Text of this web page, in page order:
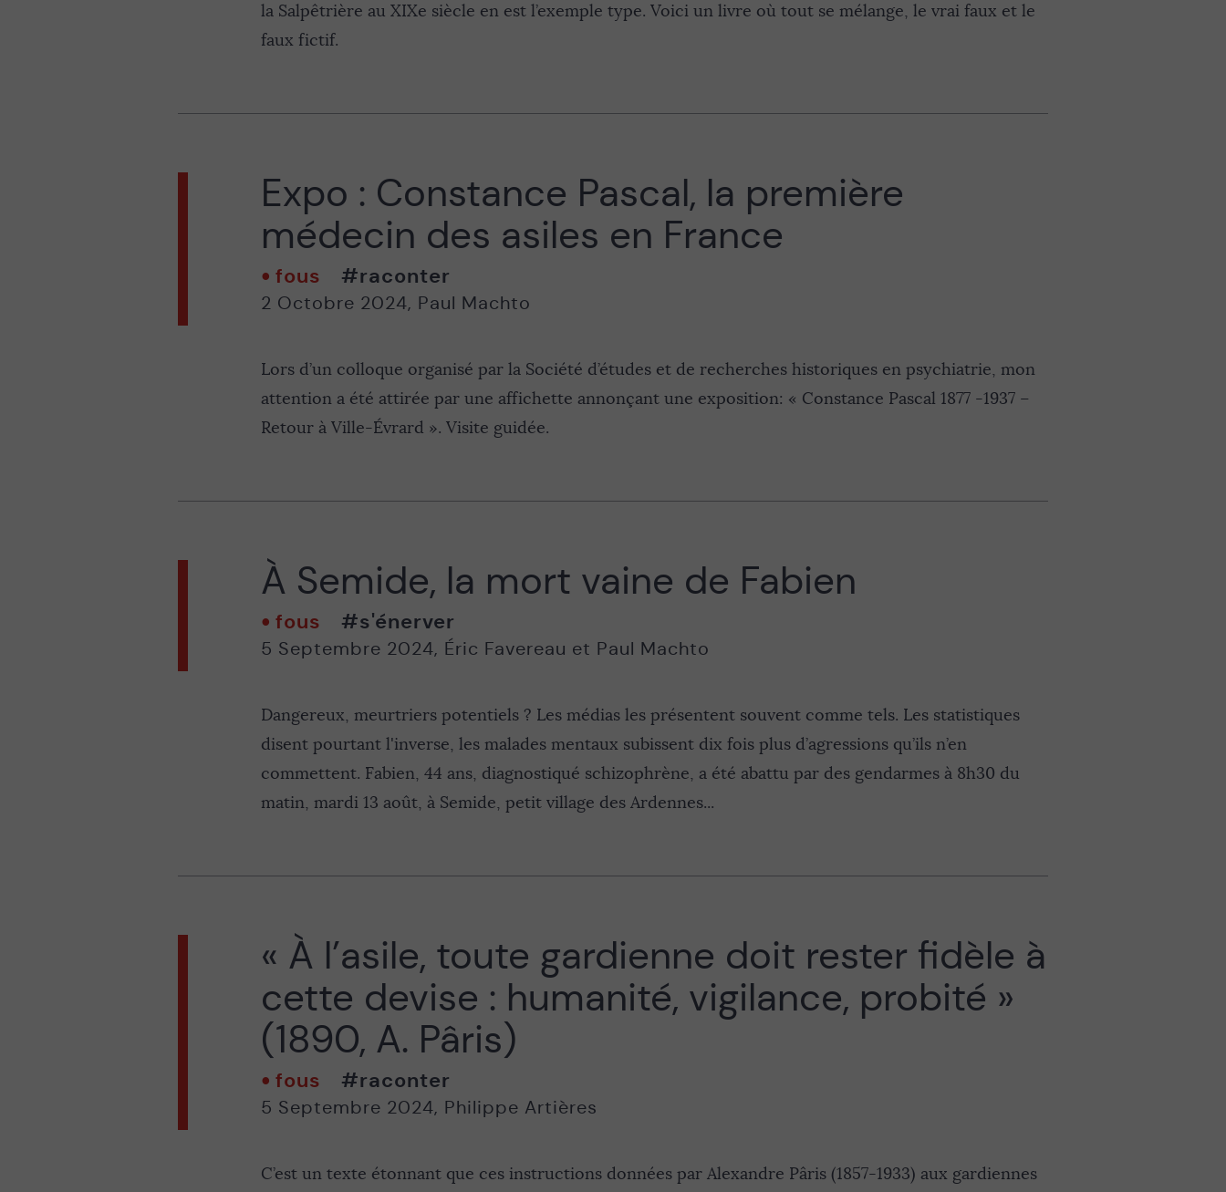
la Salpêtrière au XIXe siècle en est l’exemple type. Voici un livre où tout se mélange, le vrai faux et le
faux fictif.
Expo : Constance Pascal, la première
médecin des asiles en France
fous #raconter
2 Octobre 2024, Paul Machto
Lors d’un colloque organisé par la Société d’études et de recherches historiques en psychiatrie, mon
attention a été attirée par une affichette annonçant une exposition: « Constance Pascal 1877 -1937 –
Retour à Ville-Évrard ». Visite guidée.
À Semide, la mort vaine de Fabien
fous #s'énerver
5 Septembre 2024, Éric Favereau et Paul Machto
Dangereux, meurtriers potentiels ? Les médias les présentent souvent comme tels. Les statistiques
disent pourtant l'inverse, les malades mentaux subissent dix fois plus d’agressions qu’ils n’en
commettent. Fabien, 44 ans, diagnostiqué schizophrène, a été abattu par des gendarmes à 8h30 du
matin, mardi 13 août, à Semide, petit village des Ardennes...
« À l’asile, toute gardienne doit rester fidèle à
cette devise : humanité, vigilance, probité »
(1890, A. Pâris)
fous #raconter
5 Septembre 2024, Philippe Artières
C’est un texte étonnant que ces instructions données par Alexandre Pâris (1857-1933) aux gardiennes